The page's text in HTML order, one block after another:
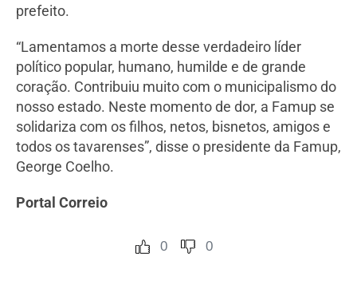
prefeito.
“Lamentamos a morte desse verdadeiro líder
político popular, humano, humilde e de grande
coração. Contribuiu muito com o municipalismo do
nosso estado. Neste momento de dor, a Famup se
solidariza com os filhos, netos, bisnetos, amigos e
todos os tavarenses”, disse o presidente da Famup,
George Coelho.
Portal Correio
0 0